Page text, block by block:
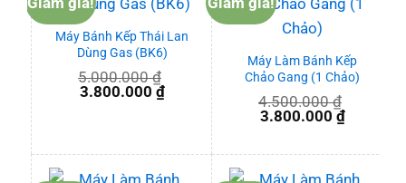
Máy Bánh Kếp Thái Lan
Dùng Gas (BK6)
5.000.000₫
Giá
3.800.000₫Giá
hiện
3.800.000 ₫.
Máy Làm Bánh Kếp
Chảo Gang (1 Chảo)
4.500.000₫
Giá
4.500.000 ₫.
3.800.000₫Giá
hiện
là: